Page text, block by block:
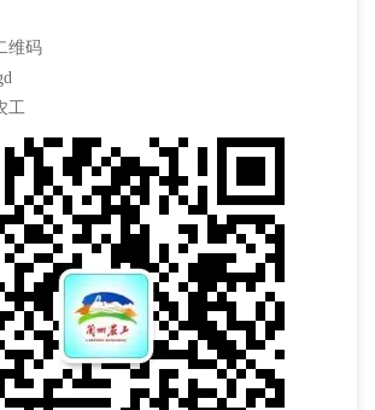
维码
工